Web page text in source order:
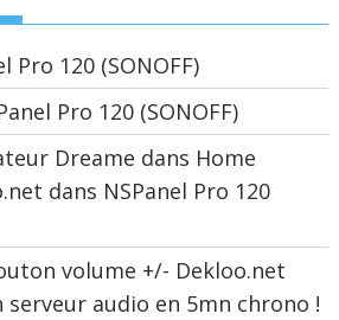
Pro 120 (SONOFF)
Pro 120 (SONOFF)
Dreame dans Home
dans NSPanel Pro 120
volume +/- Dekloo.net
serveur audio en 5mn chrono !